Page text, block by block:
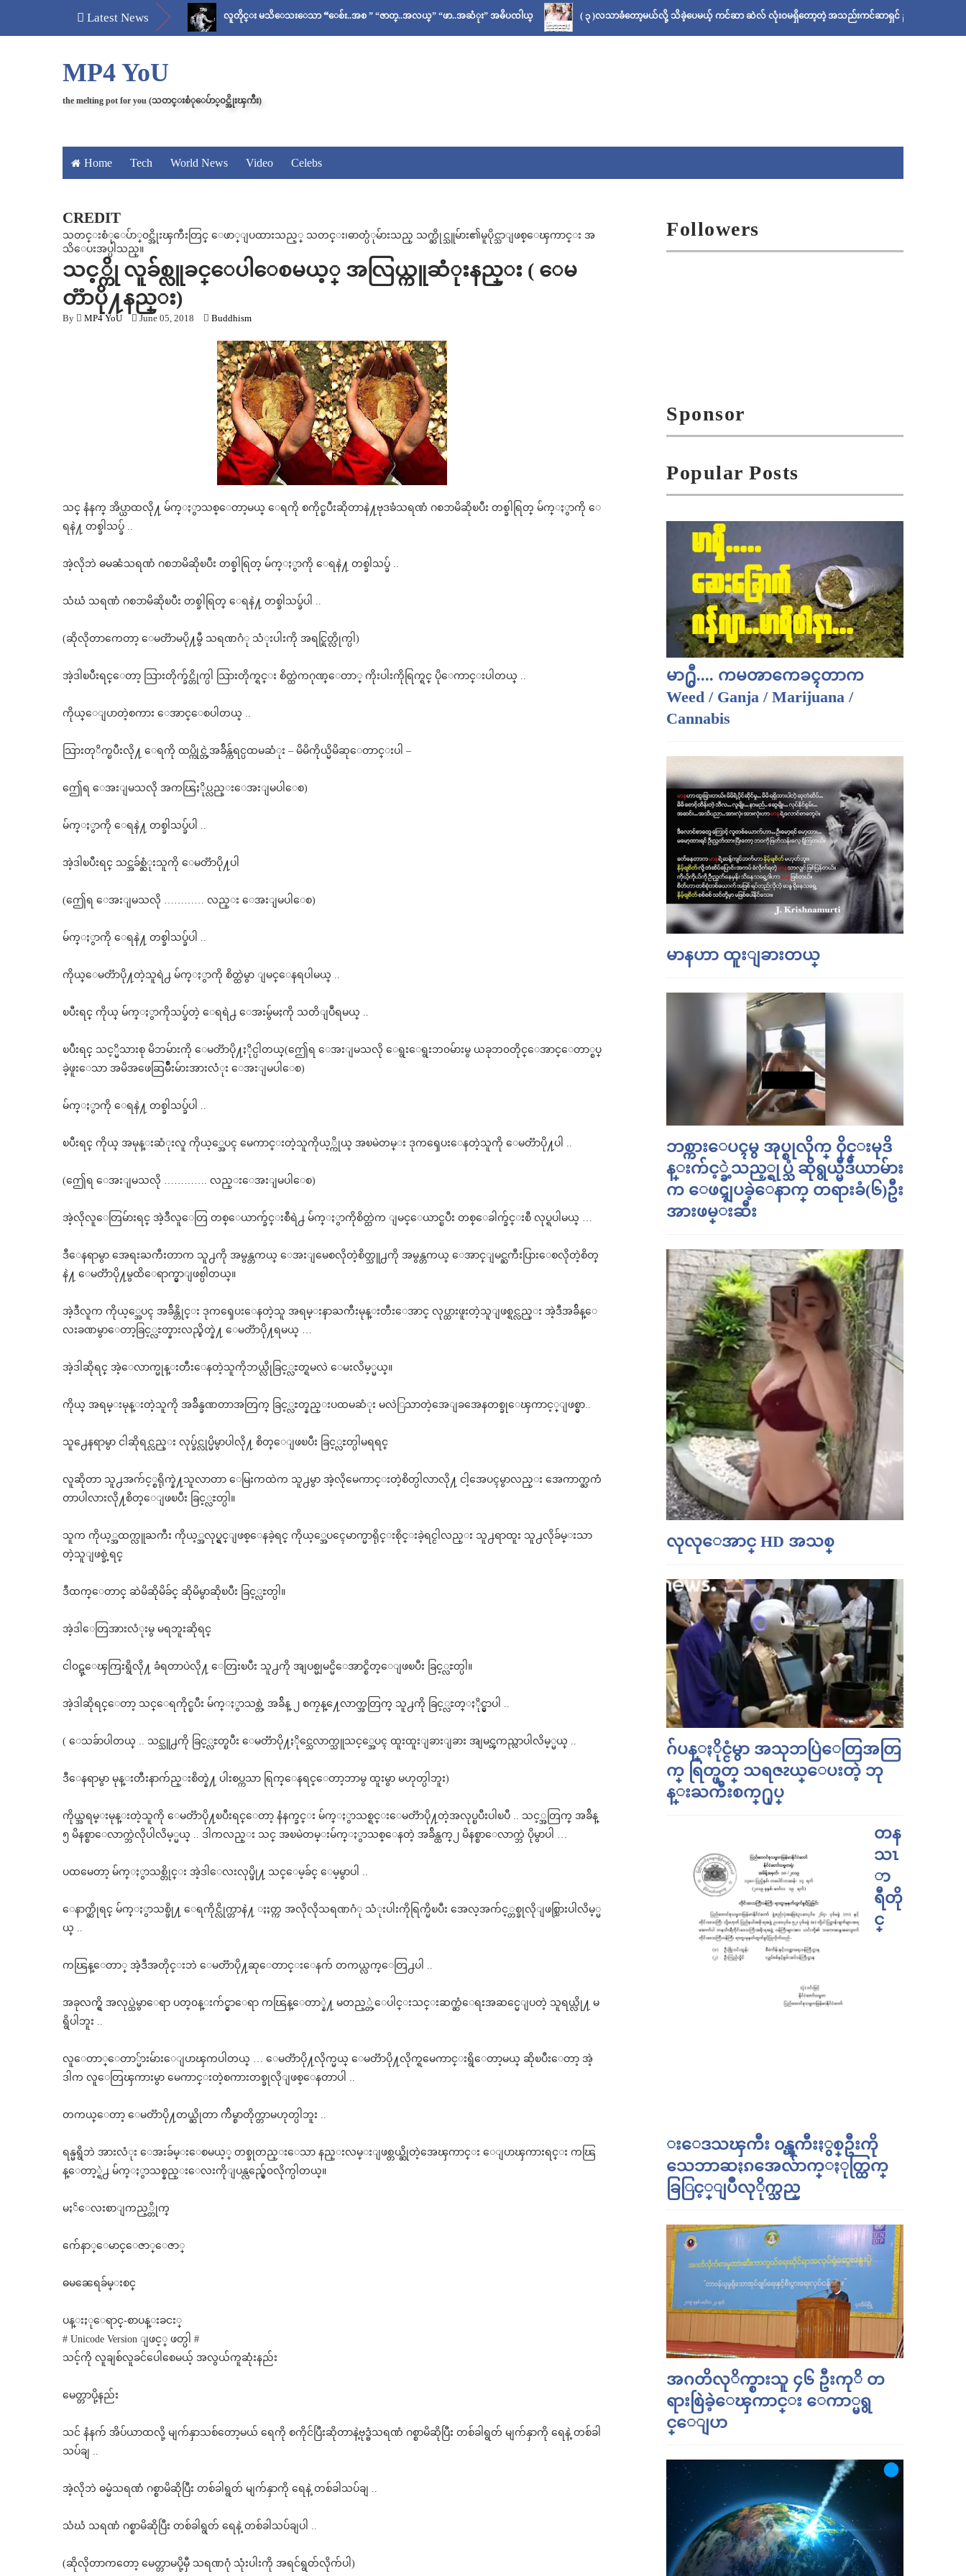
Latest News
မန်ကျည်းချဉ် သိပ်နည်း လူတိုင္း မသိေသးေသာ “ေစ်း..အစ ” “ဇာတ္..အလယ္” “ဖာ..အဆံုး” အဓိပၸါယ္ ( ၃ )လသာခံတော့မယ်လို့ သိခဲ့ပေမယ့် ကင်ဆာ ဆဲလ် လုံးဝမရှိတော့တဲ့ အသည်းကင်ဆာရှင် ဦးစိုးသန်းရဲ့ ဆေးနည်း
MP4 YoU
the melting pot for you (သတင္းစံုေပ်ာ္၀င္အိုးၾကီး)
Home Tech World News Video Celebs
CREDIT
သတင္းစံုေပ်ာ္၀င္အိုးၾကီးတြင္ ေဖာ္ျပထားသည့္ သတင္း၊ဓာတ္ပံုမ်ားသည္ သက္ဆိုင္သူမ်ား၏မူပိုင္သာျဖစ္ေၾကာင္း အ
သိေပးအပ္ပါသည္။
သင့္ကို လူခ်စ္လူခင္ေပါေစမယ့္ အလြယ္ကူဆံုးနည္း ( ေမ
တၱာပို႔နည္း)
By MP4 YoU June 05, 2018 Buddhism
သင္ နံနက္ အိပ္ယာထလို႔ မ်က္ႏွာသစ္ေတာ့မယ္ ေရကို စကိုင္ၿပီးဆိုတာနဲ႔ဗုဒၶံသရဏံ ဂစၥာမိဆိုၿပီး တစ္ခါရြတ္ မ်က္ႏွာကို ေ
ရနဲ႔ တစ္ခါသပ္ခ် ..
အဲ့လိုဘဲ ဓမၼံသရဏံ ဂစၥာမိဆိုၿပီး တစ္ခါရြတ္ မ်က္ႏွာကို ေရနဲ႔ တစ္ခါသပ္ခ် ..
သံဃံ သရဏံ ဂစၥာမိဆိုၿပီး တစ္ခါရြတ္ ေရနဲ႔ တစ္ခါသပ္ခ်ပါ ..
(ဆိုလိုတာကေတာ့ ေမတၱာမပို႔မွီ သရဏဂံု သံုးပါးကို အရင္ရြတ္လိုက္ပါ)
အဲ့ဒါၿပီးရင္ေတာ့ သြားတိုက္ခ်င္တိုက္ပါ သြားတိုက္ရင္း စိတ္ထဲကဂုဏ္ေတာ္ ကိုးပါးကိုရြက္ရင္ ပိုေကာင္းပါတယ္ ..
ကိုယ္ေျပာတဲ့စကား ေအာင္ေစပါတယ္ ..
သြားတုိက္ၿပီးလို႔ ေရကို ထပ္ကိုင္တဲ့အခ်ိန္က်ရင္ပထမဆံုး – မိမိကိုယ္မိမိဆုေတာင္းပါ –
ဤေရ ေအးျမသလို အကၽြႏိုပ္လည္းေအးျမပါေစ)
မ်က္ႏွာကို ေရနဲ႔ တစ္ခါသပ္ခ်ပါ ..
အဲ့ဒါၿပီးရင္ သင္အခ်စ္ဆံုးသူကို ေမတၱာပို႔ပါ
(ဤေရ ေအးျမသလို ………… လည္း ေအးျမပါေစ)
မ်က္ႏွာကို ေရနဲ႔ တစ္ခါသပ္ခ်ပါ ..
ကိုယ္ေမတၱာပို႔တဲ့သူရဲ႕ မ်က္ႏွာကို စိတ္ထဲမွာ ျမင္ေနရပါမယ္ ..
ၿပီးရင္ ကိုယ္ မ်က္ႏွာကိုသပ္ခ်တဲ့ ေရရဲ႕ ေအးမွ်မႈကို သတိျပဳရမယ္ ..
ၿပီးရင္ သင့္မိသားစု မိဘမ်ားကို ေမတၱာပို႔ႏိုင္ပါတယ္(ဤေရ ေအးျမသလို ေရွးေရွးဘ၀မ်ားမွ ယခုဘ၀တိုင္ေအာင္ေတာ္စပ္
ခဲ့ဖူးေသာ အမိအဖေဆြမ်ိဳးမ်ားအားလံုး ေအးျမပါေစ)
မ်က္ႏွာကို ေရနဲ႔ တစ္ခါသပ္ခ်ပါ ..
ၿပီးရင္ ကိုယ္ အမုန္းဆံုးလူ ကိုယ့္အေပၚ မေကာင္းတဲ့သူကိုယ့္ကိုယ္ အၿမဲတမ္း ဒုကၡေပးေနတဲ့သူကို ေမတၱာပို႔ပါ ..
(ဤေရ ေအးျမသလို …………. လည္းေအးျမပါေစ)
အဲ့လိုလူေတြမ်ားရင္ အဲ့ဒီလူေတြ တစ္ေယာက္ခ်င္းစီရဲ႕ မ်က္ႏွာကိုစိတ္ထဲက ျမင္ေယာင္ၿပီး တစ္ေခါက္ခ်င္းစီ လုပ္ရပါမယ္ …
ဒီေနရာမွာ အေရးႀကီးတာက သူ႕ကို အမွန္တကယ္ ေအးျမေစလိုတဲ့စိတ္သူ႕ကို အမွန္တကယ္ ေအာင္ျမင္ႀကီးပြားေစလိုတဲ့စိတ္
နဲ႔ ေမတၱာပို႔မွထိေရာက္မွာျဖစ္ပါတယ္။
အဲ့ဒီလူက ကိုယ့္အေပၚ အခ်ိန္တိုင္း ဒုကၡေပးေနတဲ့သူ အရမ္းနာႀကီးမုန္းတီးေအာင္ လုပ္ထားဖူးတဲ့သူျဖစ္ရင္လည္း အဲ့ဒီအခ်ိန္ေ
လးခဏမွာေတာ့ခြင့္လႊတ္နားလည္စိတ္နဲ႔ ေမတၱာပို႔ရမယ္ …
အဲ့ဒါဆိုရင္ အဲ့ေလာက္မုန္းတီးေနတဲ့သူကိုဘယ္လိုခြင့္လႊတ္ရမလဲ ေမးလိမ့္မယ္။
ကိုယ္ အရမ္းမုန္းတဲ့သူကို အခ်ိန္ခဏတာအတြက္ ခြင့္လႊတ္နည္းပထမဆံုး မလဲြသာတဲ့အေျခအေနတစ္ခုေၾကာင့္ျဖစ္မွာ..
သူ႕ေနရာမွာ ငါဆိုရင္လည္း လုပ္ခ်င္လုပ္မိမွာပါလို႔ စိတ္ေျဖၿပီး ခြင့္လႊတ္ပါမရရင္
လူဆိုတာ သူ႕အက်င့္စရိုက္နဲ႔သူလာတာ ေမြးကထဲက သူ႕မွာ အဲ့လိုမေကာင္းတဲ့စိတ္ပါလာလို႔ ငါ့အေပၚမွာလည္း အေကာက္ႀကံ
တာပါလားလို႔စိတ္ေျဖၿပီး ခြင့္လႊတ္ပါ။
သူက ကိုယ့္အထက္လူႀကီး ကိုယ့္အလုပ္ရွင္ျဖစ္ေနခဲ့ရင္ ကိုယ့္အေပၚေမာက္မာရိုင္းစိုင္းခဲ့ရင္ငါလည္း သူ႕ရာထူး သူ႕လိုခ်မ္းသာ
တဲ့သူျဖစ္ခဲ့ရင္
ဒီထက္ေတာင္ ဆဲမိဆိုမိခ်င္ ဆိုမိမွာဆိုၿပီး ခြင့္လႊတ္ပါ။
အဲ့ဒါေတြအားလံုးမွ မရဘူးဆိုရင္
ငါ၀ဋ္ေၾကြးရွိလို႔ ခံရတာပဲလို႔ ေတြးၿပီး သူ႕ကို အျပစ္မျမင္မိေအာင္စိတ္ေျဖၿပီး ခြင့္လႊတ္ပါ။
အဲ့ဒါဆိုရင္ေတာ့ သင္ေရကိုင္ၿပီး မ်က္ႏွာသစ္တဲ့ အခ်ိန္ ၂ စကၠန္႔ေလာက္အတြက္ သူ႕ကို ခြင့္လႊတ္ႏိုင္မွာပါ ..
( ေသခ်ာပါတယ္ .. သင္သူ႕ကို ခြင့္လႊတ္ၿပီး ေမတၱာပို႔ႏိုင္သေလာက္သူသင့္အေပၚ ထူးထူးျခားျခား အျမင္ၾကည္လာပါလိမ့္မယ္ ..
ဒီေနရာမွာ မုန္းတီးနာက်ည္းစိတ္နဲ႔ ပါးစပ္ကသာ ရြက္ေနရင္ေတာ့ဘာမွ ထူးမွာ မဟုတ္ပါဘူး)
ကိုယ္အရမ္းမုန္းတဲ့သူကို ေမတၱာပို႔ၿပီးရင္ေတာ့ နံနက္ခင္း မ်က္ႏွာသစ္ရင္းေမတၱာပို႔တဲ့အလုပ္ၿပီးပါၿပီ .. သင့္အတြက္ အခ်ိန္
၅ မိနစ္စာေလာက္ဘဲလိုပါလိမ့္မယ္ .. ဒါကလည္း သင္ အၿမဲတမ္းမ်က္ႏွာသစ္ေနတဲ့ အခ်ိန္ထက္၂ မိနစ္စာေလာက္ဘဲ ပိုမွာပါ …
ပထမေတာ့ မ်က္ႏွာသစ္တိုင္း အဲ့ဒါေလးလုပ္ဖို႔ သင္ေမ့ခ်င္ ေမ့မွာပါ ..
ေနာက္ဆိုရင္ မ်က္ႏွာသစ္ဖို႔ ေရကိုင္လိုက္တာနဲ႔ ႏႈတ္က အလိုလိုသရဏဂံု သံုးပါးကိုရြက္မိၿပီး အေလ့အက်င့္တစ္ခုလိုျဖစ္သြားပါလိမ့္မ
ယ္ ..
ကၽြန္ေတာ္ အဲ့ဒီအတိုင္းဘဲ ေမတၱာပို႔ဆုေတာင္းေနက် တကယ္လက္ေတြ႕ပါ ..
အခုလက္ရွိ အလုပ္ထဲမွာေရာ ပတ္၀န္းက်င္မွာေရာ ကၽြန္ေတာ္နဲ႔ မတည့္တဲ့ေပါင္းသင္းဆက္ဆံေရးအဆင္မေျပတဲ့ သူရယ္လို႔ မ
ရွိပါဘူး ..
လူေတာ္ေတာ္မ်ားမ်ားေျပာၾကပါတယ္ … ေမတၱာပို႔လိုက္မယ္ ေမတၱာပို႔လိုက္ရမေကာင္းရွိေတာ့မယ္ ဆိုၿပီးေတာ့ အဲ့
ဒါက လူေတြၾကားမွာ မေကာင္းတဲ့စကားတစ္ခုလိုျဖစ္ေနတာပါ ..
တကယ္ေတာ့ ေမတၱာပို႔တယ္ဆိုတာ က်ိမ္စာတိုက္တာမဟုတ္ပါဘူး ..
ရန္မရွိဘဲ အားလံုး ေအးခ်မ္းေစမယ့္ တစ္ခုတည္းေသာ နည္းလမ္းျဖစ္တယ္ဆိုတဲ့အေၾကာင္း ေျပာၾကားရင္း ကၽြ
န္ေတာ့္ရဲ႕ မ်က္ႏွာသစ္နည္းေလးကိုျပန္လည္မွ်ေ၀လိုက္ပါတယ္။
မႏၲေလးစာျကည့္တိုက္
က်ေနာ္ေမာင္ေဇာ္ေဇာ္
ဓမၼေရခ်မ္းစင္
ပန္းႏုေရာင္-စာပန္းခငး္
# Unicode Version ျဖင့္ ဖတ္ပါ #
သင့်ကို လူချစ်လူခင်ပေါစေမယ့် အလွယ်ကူဆုံးနည်း
မေတ္တာပို့နည်း
သင် နံနက် အိပ်ယာထလို့ မျက်နှာသစ်တော့မယ် ရေကို စကိုင်ပြီးဆိုတာနဲ့ဗုဒ္ဓံသရဏံ ဂစ္စာမိဆိုပြီး တစ်ခါရွတ် မျက်နှာကို ရေနဲ့ တစ်ခါ
သပ်ချ ..
အဲ့လိုဘဲ ဓမ္မံသရဏံ ဂစ္စာမိဆိုပြီး တစ်ခါရွတ် မျက်နှာကို ရေနဲ့ တစ်ခါသပ်ချ ..
သံဃံ သရဏံ ဂစ္စာမိဆိုပြီး တစ်ခါရွတ် ရေနဲ့ တစ်ခါသပ်ချပါ ..
(ဆိုလိုတာကတော့ မေတ္တာမပို့မှီ သရဏဂုံ သုံးပါးကို အရင်ရွတ်လိုက်ပါ)
Followers
Sponsor
Popular Posts
မာ႐ွီ.... ကမၻာကေခၚတာက
Weed / Ganja / Marijuana /
Cannabis
မာနဟာ ထူးျခားတယ္
ဘစ္ကားေပၚမွ အုပ္စုလိုက္ ၀ိုင္းမုဒိ
န္းက်င့္ခဲ့သည့္ရုပ္သံ ဆိုရွယ္မီဒီယာမ်ား
က ေဖၚျပခဲ့ေနာက္ တရားခံ(၆)ဦး
အားဖမ္းဆီး
လုလုေအာင္ HD အသစ္
ဂ်ပန္ႏိုင္ငံမွာ အသုဘပြဲေတြအတြ
က္ ရြတ္ဖတ္ သရဇၩယ္ေပးတဲ့ ဘု
န္းႀကီးစက္႐ုပ္
တန
သၤ
ာ
ရီတို
င္
းေဒသၾကီး ၀န္ၾကီးႏွစ္ဦးကို
သေဘာဆႏၵအေလ်ာက္ႏုတ္ထြက္
ခြြင့္ျပဳလုိုက္သည္
အဂတိလုိက္စားသူ ၄၆ ဦးကုိ တ
ရားစြဲခဲ့ေၾကာင္း ေကာ္မရွ
င္ေျပာ